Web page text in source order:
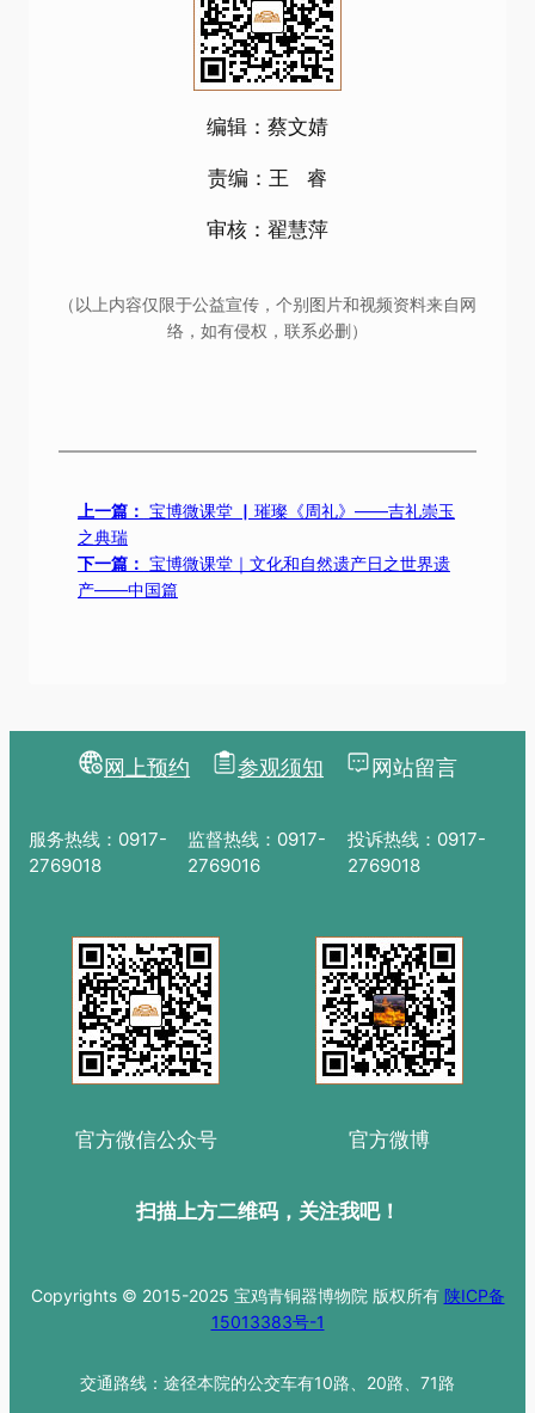
编辑：蔡文婧
责编：王 睿
审核：翟慧萍
（以上内容仅限于公益宣传，个别图片和视频资料来自网
络，如有侵权，联系必删）
上一篇： 宝博微课堂 ▏璀璨《周礼》——吉礼崇玉
之典瑞
下一篇： 宝博微课堂｜文化和自然遗产日之世界遗
产——中国篇
网上预约 参观须知 网站留言
服务热线：0917-
2769018
监督热线：0917-
2769016
投诉热线：0917-
2769018
官方微信公众号 官方微博
扫描上方二维码，关注我吧！
Copyrights © 2015-2025 宝鸡青铜器博物院 版权所有 陕ICP备
15013383号-1
交通路线：途径本院的公交车有10路、20路、71路